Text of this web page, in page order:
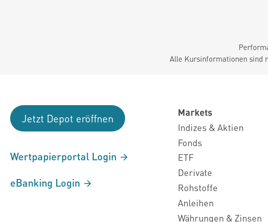
Alle Kursinformationen sind
Jetzt Depot eröffnen
Wertpapierportal Login
eBanking Login
Markets
Indizes & Aktien
Fonds
ETF
Derivate
Rohstoffe
Anleihen
Währungen & Zinsen